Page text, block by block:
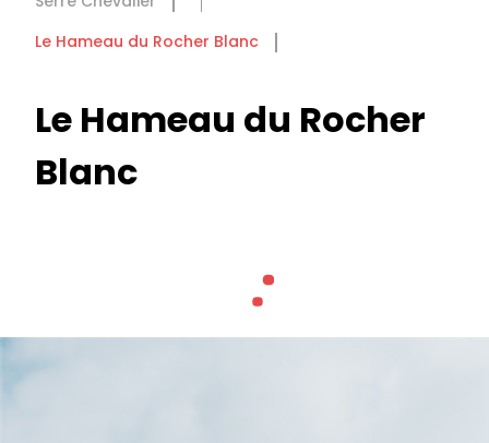
Le Hameau du Rocher Blanc
Le Hameau du Rocher
Blanc